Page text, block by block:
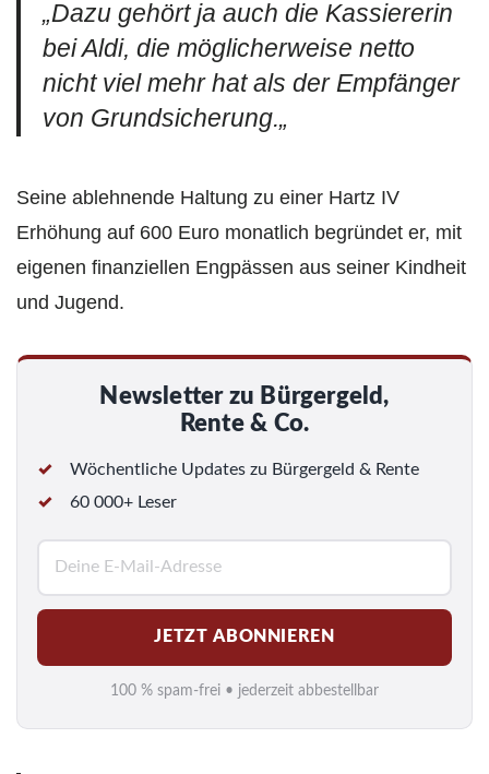
„Dazu gehört ja auch die Kassiererin
bei Aldi, die möglicherweise netto
nicht viel mehr hat als der Empfänger
von Grundsicherung.„
Seine ablehnende Haltung zu einer Hartz IV
Erhöhung auf 600 Euro monatlich begründet er, mit
eigenen finanziellen Engpässen aus seiner Kindheit
und Jugend.
Newsletter zu Bürgergeld,
Rente & Co.
Wöchentliche Updates zu Bürgergeld & Rente
60 000+ Leser
M
a
i
l
*
JETZT ABONNIEREN
100 % spam-frei • jederzeit abbestellbar